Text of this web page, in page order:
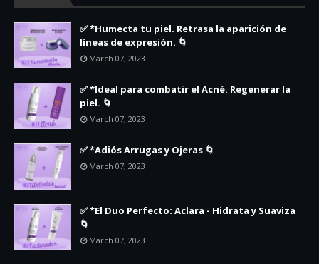
✅ *Humecta tu piel. Retrasa la aparición de
líneas de expresión. 🌀
March 07, 2023
✅ *Ideal para combatir el Acné. Regenerar la
piel. 🌀
March 07, 2023
✅ *Adiós Arrugas y Ojeras 🌀
March 07, 2023
✅ *El Duo Perfecto: Aclara - Hidrata y Suaviza
🌀
March 07, 2023